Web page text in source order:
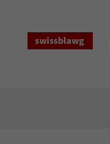
springen